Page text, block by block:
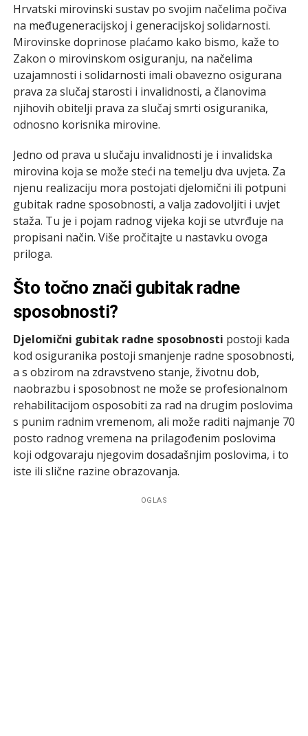
Hrvatski mirovinski sustav po svojim načelima počiva
na međugeneracijskoj i generacijskoj solidarnosti.
Mirovinske doprinose plaćamo kako bismo, kaže to
Zakon o mirovinskom osiguranju, na načelima
uzajamnosti i solidarnosti imali obavezno osigurana
prava za slučaj starosti i invalidnosti, a članovima
njihovih obitelji prava za slučaj smrti osiguranika,
odnosno korisnika mirovine.
Jedno od prava u slučaju invalidnosti je i invalidska
mirovina koja se može steći na temelju dva uvjeta. Za
njenu realizaciju mora postojati djelomični ili potpuni
gubitak radne sposobnosti, a valja zadovoljiti i uvjet
staža. Tu je i pojam radnog vijeka koji se utvrđuje na
propisani način. Više pročitajte u nastavku ovoga
priloga.
Što točno znači gubitak radne
sposobnosti?
Djelomični gubitak radne sposobnosti postoji kada
kod osiguranika postoji smanjenje radne sposobnosti,
a s obzirom na zdravstveno stanje, životnu dob,
naobrazbu i sposobnost ne može se profesionalnom
rehabilitacijom osposobiti za rad na drugim poslovima
s punim radnim vremenom, ali može raditi najmanje 70
posto radnog vremena na prilagođenim poslovima
koji odgovaraju njegovim dosadašnjim poslovima, i to
iste ili slične razine obrazovanja.
OGLAS